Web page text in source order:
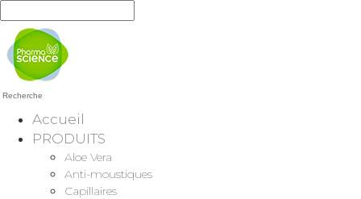
Recherche
Accueil
PRODUITS
Aloe Vera
Anti-moustiques
Capillaires